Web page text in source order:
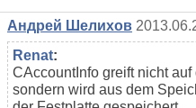
Андрей Шелихов
Renat:
CAccountInfo greift nicht
sondern wird aus dem